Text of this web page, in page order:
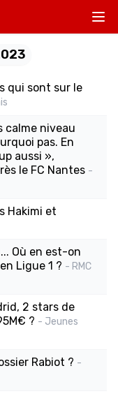
qui sont sur le
calme niveau
pas. En
aussi »,
le FC Nantes -
Hakimi et
Où en est-on
Ligue 1 ? - RMC
2 stars de
? - Jeunes
Rabiot ? -